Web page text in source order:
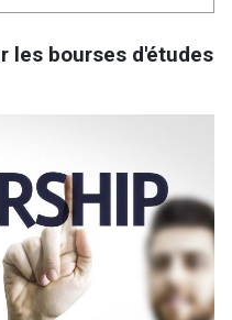
les bourses d'études